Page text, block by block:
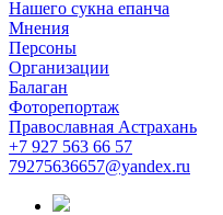
Нашего сукна епанча
Мнения
Персоны
Организации
Балаган
Фоторепортаж
Православная Астрахань
+7 927 563 66 57
79275636657@yandex.ru